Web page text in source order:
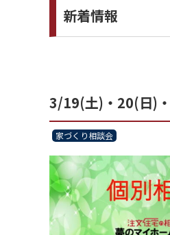
新着情報
3/19(土)・20(日)
家づくり相談会